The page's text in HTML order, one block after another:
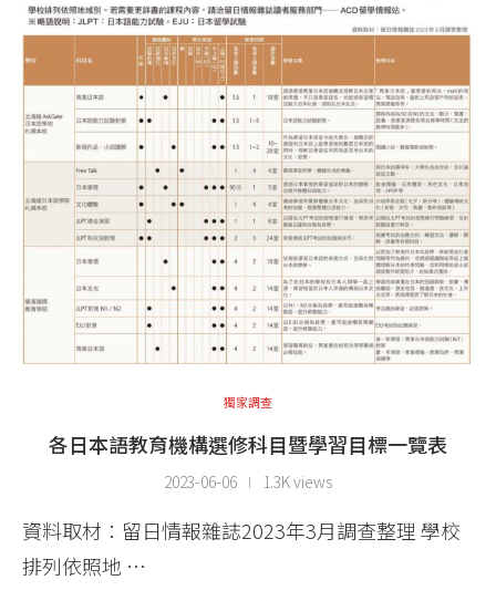
獨家調查
各日本語教育機構選修科目暨學習目標一覽表
2023-06-06 1.3K views
資料取材：留日情報雜誌2023年3月調查整理 學校
排列依照地 …